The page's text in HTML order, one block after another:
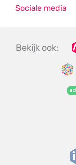
Sociale media
Bekijk ook: